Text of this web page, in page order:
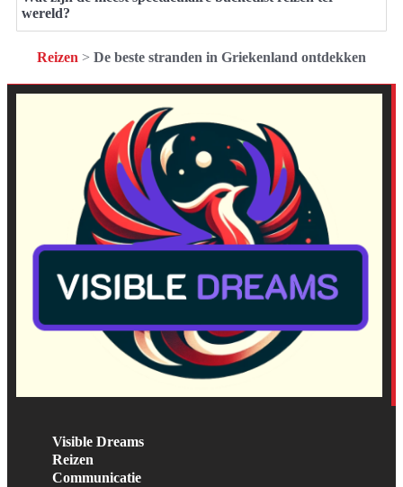
wereld?
Reizen > De beste stranden in Griekenland ontdekken
Visible Dreams
Reizen
Communicatie